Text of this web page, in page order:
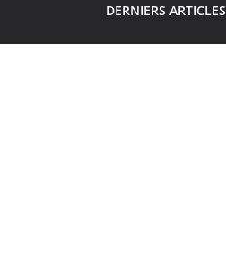
DERNIERS ARTICLES